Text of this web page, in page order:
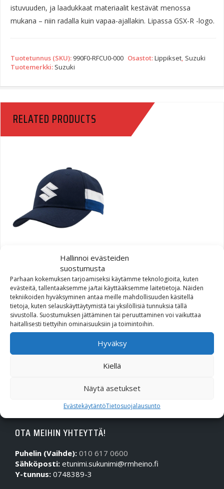
Hallinnoi evästeiden
suostumusta
Parhaan kokemuksen tarjoamiseksi käytämme teknologioita, kuten
evästeitä, tallentaaksemme ja/tai käyttääksemme laitetietoja. Näiden
tekniikoiden hyväksyminen antaa meille mahdollisuuden käsitellä
tietoja, kuten selauskäyttäytymistä tai yksilöllisiä tunnuksia tällä
sivustolla. Suostumuksen jättäminen tai peruuttaminen voi vaikuttaa
haitallisesti tiettyihin ominaisuuksiin ja toimintoihin.
Hyväksy
Kiellä
Näytä asetukset
EvästekäytäntöTietosuojalausunto
istuvuuden, ja laadukkaat materiaalit kestävät menossa
mukana – niin radalla kuin vapaa-ajallakin. Lipassa GSX-R -logo.
Tuotetunnus (SKU): 990F0-RFCU0-000 Osastot:Lippikset, Suzuki
Tuotemerkki: Suzuki
RELATED PRODUCTS
Suzuki Team Blue lippis
19,94€
OTA MEIHIN YHTEYTTÄ!
Puhelin (Vaihde): 010 617 0600
Sähköposti: etunimi.sukunimi@rmheino.fi
Y-tunnus: 0748389-3